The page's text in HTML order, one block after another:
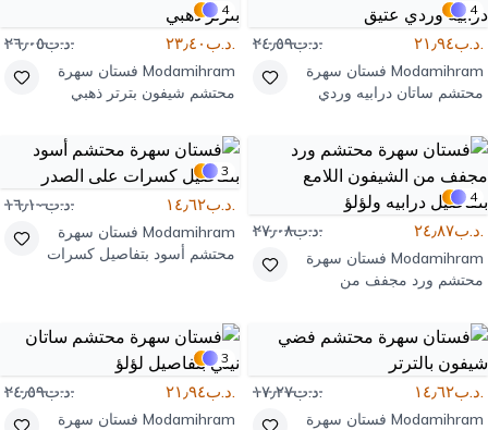
4
.د.ب٢١٫٩٤ .د.ب٢٤٫٥٩
Modamihram فستان سهرة
محتشم ساتان درابيه وردي
4
.د.ب٢٣٫٤٠ .د.ب٢٦٫٠٥
Modamihram فستان سهرة
محتشم شيفون بترتر ذهبي
4
.د.ب٢٤٫٨٧ .د.ب٢٧٫٠٨
Modamihram فستان سهرة
محتشم ورد مجفف من
ولؤلؤ
3
.د.ب١٤٫٦٢ .د.ب١٦٫١٠
Modamihram فستان سهرة
محتشم أسود بتفاصيل كسرات
.د.ب١٤٫٦٢ .د.ب١٧٫٢٧
Modamihram فستان سهرة
3
.د.ب٢١٫٩٤ .د.ب٢٤٫٥٩
Modamihram فستان سهرة